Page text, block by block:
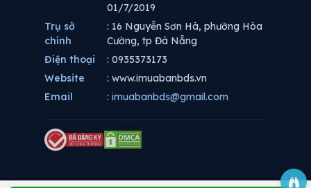
01/7/2019
Trụ sở
chính
: 16 Nguyễn Sơn Hà, phường Hòa
Cường, tp Đà Nẵng
Điện thoại
: 0935373173
Website
: www.imuabanbds.vn
Email
: imuabanbds@gmail.com